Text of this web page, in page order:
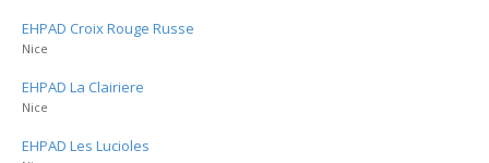
EHPAD Croix Rouge Russe
Nice
EHPAD La Clairiere
Nice
EHPAD Les Lucioles